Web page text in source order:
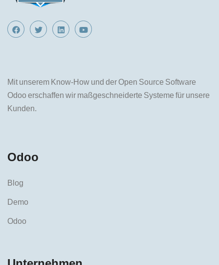
Mit unserem Know-How und der Open Source Software
Odoo erschaffen wir maßgeschneiderte Systeme für unsere
Kunden.
Odoo
Blog
Demo
Odoo